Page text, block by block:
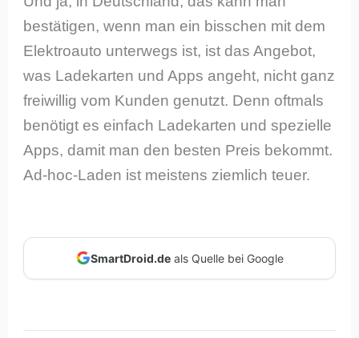
bestätigen, wenn man ein bisschen mit dem
Elektroauto unterwegs ist, ist das Angebot,
was Ladekarten und Apps angeht, nicht ganz
freiwillig vom Kunden genutzt. Denn oftmals
benötigt es einfach Ladekarten und spezielle
Apps, damit man den besten Preis bekommt.
Ad-hoc-Laden ist meistens ziemlich teuer.
SmartDroid.deals Quelle bei Google